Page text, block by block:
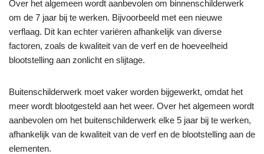
Over het algemeen wordt aanbevolen om binnenschilderwerk
om de 7 jaar bij te werken. Bijvoorbeeld met een nieuwe
verflaag. Dit kan echter variëren afhankelijk van diverse
factoren, zoals de kwaliteit van de verf en de hoeveelheid
blootstelling aan zonlicht en slijtage.
Buitenschilderwerk moet vaker worden bijgewerkt, omdat het
meer wordt blootgesteld aan het weer. Over het algemeen wordt
aanbevolen om het buitenschilderwerk elke 5 jaar bij te werken,
afhankelijk van de kwaliteit van de verf en de blootstelling aan de
elementen.